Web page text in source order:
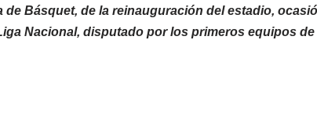
de Básquet, de la reinauguración del estadio,
Nacional, disputado por los primeros equipos